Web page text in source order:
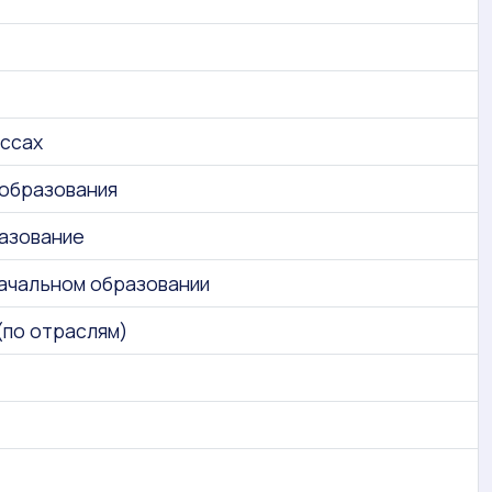
образовании
отраслям)